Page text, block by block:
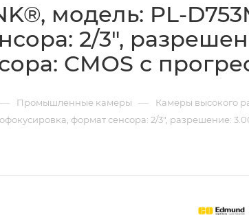
модель: PL-
2/3",
CMOS с
— Промышленные камеры — Камеры высокого
формат сенсора: 2/3", разрешение: